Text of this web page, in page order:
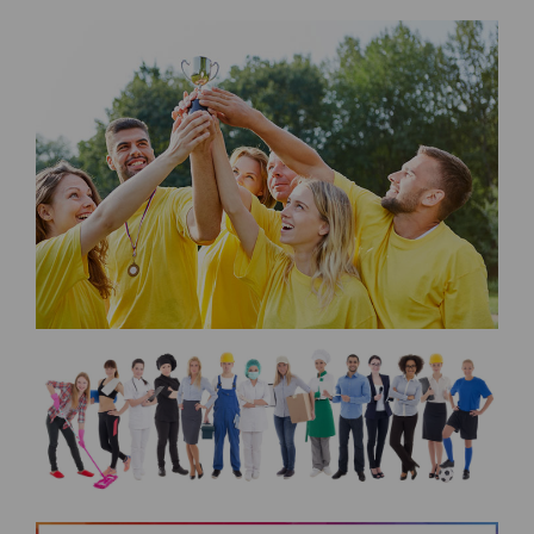
Les données sont hébergées par l'hébergeur suivant
:https://www.ovh.com/fr/protection-donnees-personnelles/gdpr.xml
Toutes les communications entre votre navigateur et nos serveurs utilisent le
protocole HTTPS qui crypte les données avant qu’elles ne transitent sur le
réseau. Par ailleurs, les mots de passe ne sont pas stockés en clair dans notre
base de données mais sont cryptés en utilisant les dernières technologies de
sécurisation des mots de passe. Enfin, les communications entre nos différents
serveurs se font sur un réseau privé qui n’est pas accessible depuis l’extérieur.
Paramétrer votre navigateur internet
Vous pouvez à tout moment choisir de désactiver les cookies sur votre ordinateur.
Notez cependant que votre expérience sur notre site peut en être affectée comme
par exemple et sans être exhaustif, la perte de votre session membre lorsque
vous changez de page, l'impossibilité d'accéder à certaines pages ou encore la
perte de vos préférences sur certaines pages.
Afin de gérer les cookies au plus près de vos attentes nous vous invitons à
paramétrer votre navigateur en tenant compte de la finalité des cookies.
Internet Explorer
Dans Internet Explorer, cliquez sur le boutonOutils , puis sur Options Internet
Sous l'onglet Général , sous Historique de navigation, cliquez sur Paramètres.
Cliquez sur le bouton Afficher les fichiers
Dans la fenêtre qui s'affiche, choisissezVie privéeet cliquez surAffichez les